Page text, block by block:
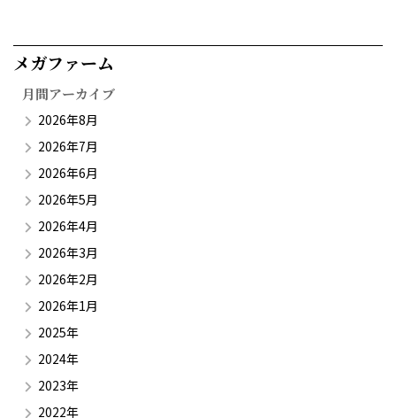
メガファーム​
月間アーカイブ
2026年8月
2026年7月
2026年6月
2026年5月
2026年4月
2026年3月
2026年2月
2026年1月
2025年
2024年
2023年
2022年